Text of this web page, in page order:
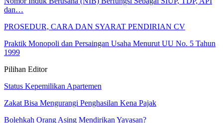
dan…
PROSEDUR, CARA DAN SYARAT PENDIRIAN CV
Praktik Monopoli dan Persaingan Usaha Menurut UU No. 5 Tahun
1999
Pilihan Editor
Status Kepemilikan Apartemen
Zakat Bisa Mengurangi Penghasilan Kena Pajak
Bolehkah Orang Asing Mendirikan Yayasan?